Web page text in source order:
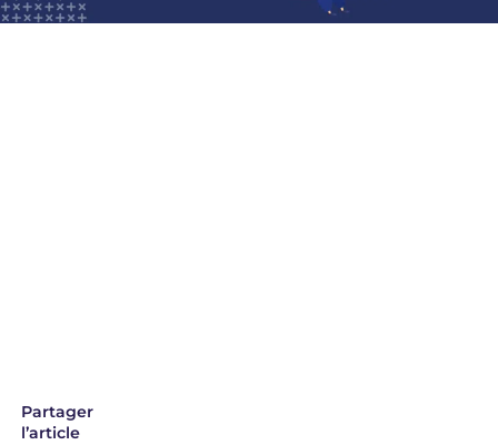
Partager
l’article